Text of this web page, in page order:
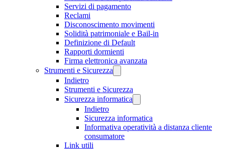
Servizi di pagamento
Reclami
Disconoscimento movimenti
Solidità patrimoniale e Bail-in
Definizione di Default
Rapporti dormienti
Firma elettronica avanzata
Strumenti e Sicurezza
Indietro
Strumenti e Sicurezza
Sicurezza informatica
Indietro
Sicurezza informatica
Informativa operatività a distanza cliente
consumatore
Link utili